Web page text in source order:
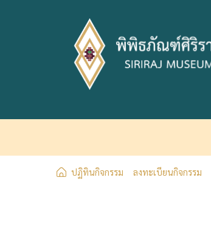
ปฏิทินกิจกรรม ลงทะเบียนกิจกรรม